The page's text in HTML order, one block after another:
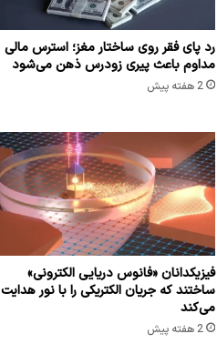
رد پای فقر روی ساختار مغز؛ استرس مالی
مداوم باعث پیری زودرس ذهن می‌شود
2 هفته پیش
فیزیکدانان «فانوس دریایی الکترونی»
ساختند که جریان الکتریکی را با نور هدایت
می‌کند
2 هفته پیش